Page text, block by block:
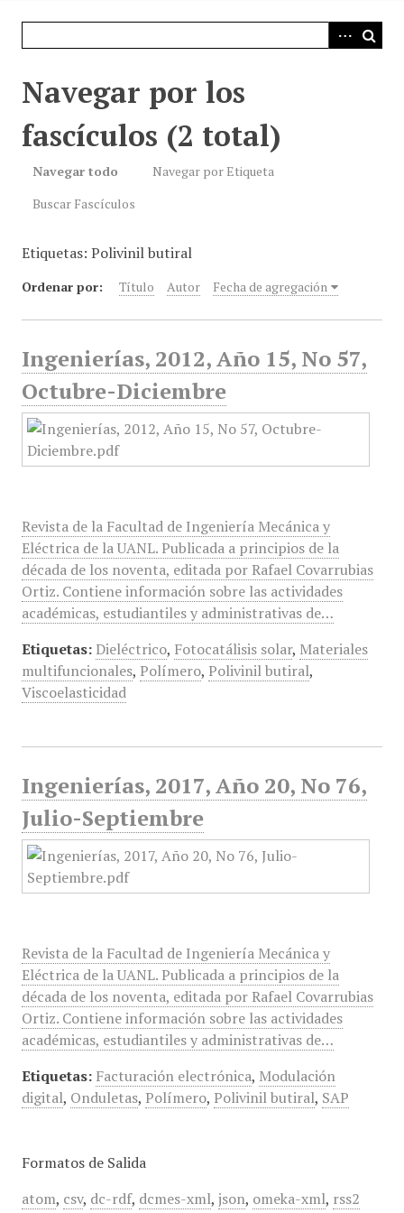
Navegar por los
fascículos (2 total)
Navegar todo
Navegar por Etiqueta
Buscar Fascículos
Etiquetas: Polivinil butiral
Ordenar por: Título Autor Fecha de agregación
Ingenierías, 2012, Año 15, No 57,
Octubre-Diciembre
Revista de la Facultad de Ingeniería Mecánica y
Eléctrica de la UANL. Publicada a principios de la
década de los noventa, editada por Rafael Covarrubias
Ortiz. Contiene información sobre las actividades
académicas, estudiantiles y administrativas de…
Etiquetas: Dieléctrico, Fotocatálisis solar, Materiales
multifuncionales, Polímero, Polivinil butiral,
Viscoelasticidad
Ingenierías, 2017, Año 20, No 76,
Julio-Septiembre
Revista de la Facultad de Ingeniería Mecánica y
Eléctrica de la UANL. Publicada a principios de la
década de los noventa, editada por Rafael Covarrubias
Ortiz. Contiene información sobre las actividades
académicas, estudiantiles y administrativas de…
Etiquetas: Facturación electrónica, Modulación
digital, Onduletas, Polímero, Polivinil butiral, SAP
Formatos de Salida
atom, csv, dc-rdf, dcmes-xml, json, omeka-xml, rss2